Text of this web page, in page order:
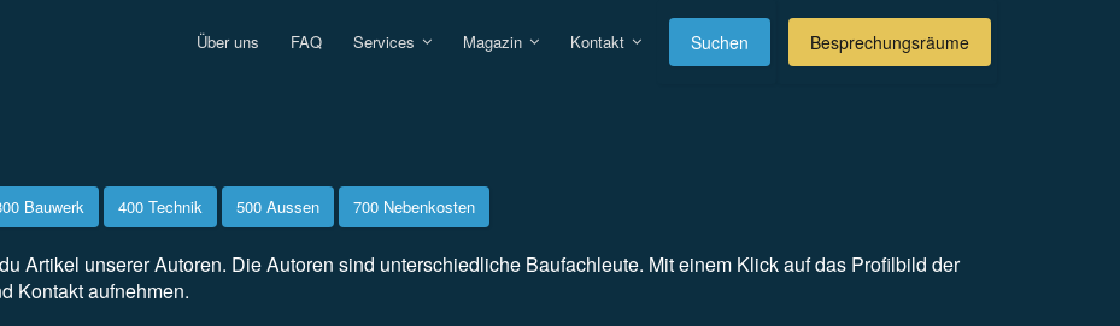
Über uns FAQ Services Magazin Kontakt Suchen Besprechungsräume
Bauwerk 400 Technik 500 Aussen 700 Nebenkosten
Artikel unserer Autoren. Die Autoren sind unterschiedliche Baufachleute. Mit einem Klick auf das Profilbild der
Kontakt aufnehmen.